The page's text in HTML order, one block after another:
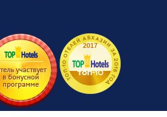
2017
топ-10
ТОП-10 ОТЕЛЕЙ АБХАЗИИ ЗА 2016 ГОД